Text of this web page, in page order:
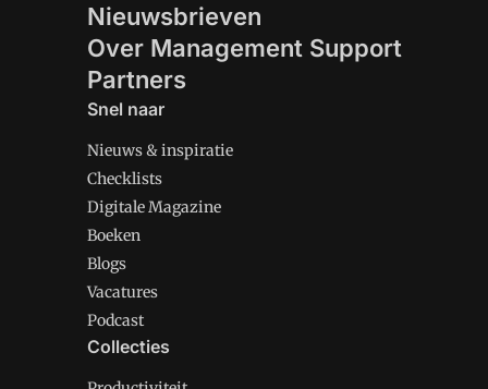
Nieuwsbrieven
Over Management Support
Partners
Snel naar
Nieuws & inspiratie
Checklists
Digitale Magazine
Boeken
Blogs
Vacatures
Podcast
Collecties